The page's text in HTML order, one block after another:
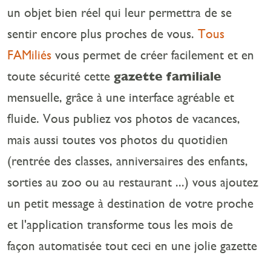
un objet bien réel qui leur permettra de se
sentir encore plus proches de vous. Tous
FAMiliés vous permet de créer facilement et en
toute sécurité cette gazette familiale
mensuelle, grâce à une interface agréable et
fluide. Vous publiez vos photos de vacances,
mais aussi toutes vos photos du quotidien
(rentrée des classes, anniversaires des enfants,
sorties au zoo ou au restaurant ...) vous ajoutez
un petit message à destination de votre proche
et l'application transforme tous les mois de
façon automatisée tout ceci en une jolie gazette